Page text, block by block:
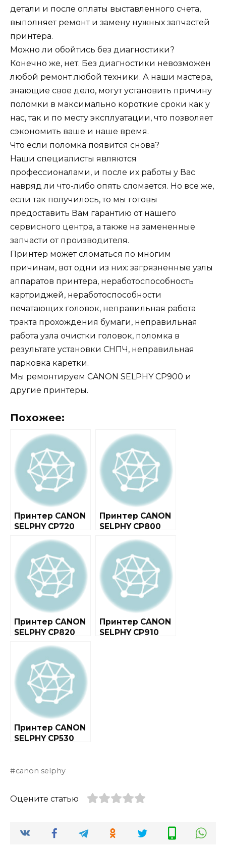
детали и после оплаты выставленного счета,
выполняет ремонт и замену нужных запчастей
принтера.
Можно ли обойтись без диагностики?
Конечно же, нет. Без диагностики невозможен
любой ремонт любой техники. А наши мастера,
знающие свое дело, могут установить причину
поломки в максимально короткие сроки как у
нас, так и по месту эксплуатации, что позволяет
сэкономить ваше и наше время.
Что если поломка появится снова?
Наши специалисты являются
профессионалами, и после их работы у Вас
навряд ли что-либо опять сломается. Но все же,
если так получилось, то мы готовы
предоставить Вам гарантию от нашего
сервисного центра, а также на замененные
запчасти от производителя.
Принтер может сломаться по многим
причинам, вот одни из них: загрязненные узлы
аппаратов принтера, неработоспособность
картриджей, неработоспособности
печатающих головок, неправильная работа
тракта прохождения бумаги, неправильная
работа узла очистки головок, поломка в
результате установки СНПЧ, неправильная
парковка каретки.
Мы ремонтируем CANON SELPHY CP900 и
другие принтеры.
Похожее:
Принтер CANON
SELPHY CP720
Принтер CANON
SELPHY CP800
Принтер CANON
SELPHY CP820
Принтер CANON
SELPHY CP910
Принтер CANON
SELPHY CP530
canon selphy
Оцените статью